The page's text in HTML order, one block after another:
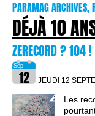
PARAMAG ARCHIVES,
DÉJÀ 10
ZERECORD ? 104
JEUDI 12
Les